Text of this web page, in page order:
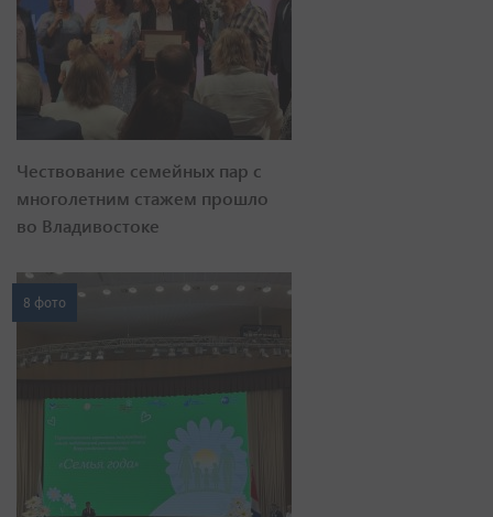
Чествование семейных пар с
многолетним стажем прошло
во Владивостоке
8 фото